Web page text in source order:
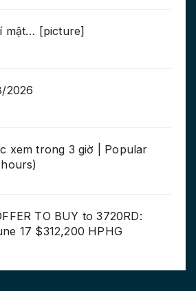
mật… [picture]
2026
xem trong 3 giờ | Popular
TO BUY to 3720RD:
17 $312,200 HPHG